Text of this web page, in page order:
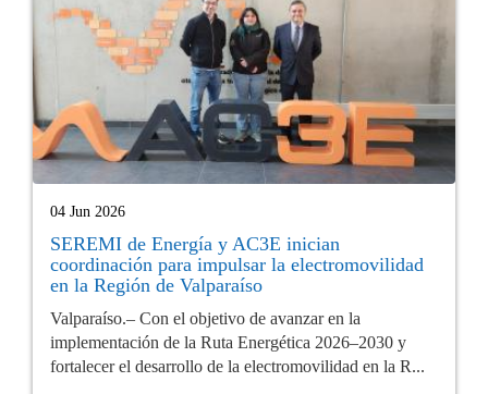
04 Jun 2026
SEREMI de Energía y AC3E inician
coordinación para impulsar la electromovilidad
en la Región de Valparaíso
Valparaíso.– Con el objetivo de avanzar en la
implementación de la Ruta Energética 2026–2030 y
fortalecer el desarrollo de la electromovilidad en la R...